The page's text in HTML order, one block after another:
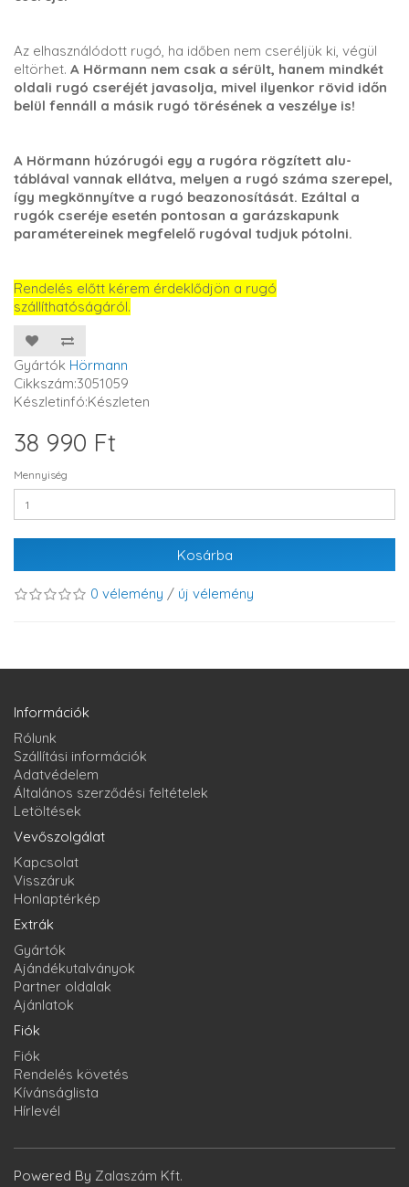
Az elhasználódott rugó, ha időben nem cseréljük ki, végül
eltörhet. A Hörmann nem csak a sérült, hanem mindkét
oldali rugó cseréjét javasolja, mivel ilyenkor rövid időn
belül fennáll a másik rugó törésének a veszélye is!
A Hörmann húzórugói egy a rugóra rögzített alu-
táblával vannak ellátva, melyen a rugó száma szerepel,
így megkönnyítve a rugó beazonosítását. Ezáltal a
rugók cseréje esetén pontosan a garázskapunk
paramétereinek megfelelő rugóval tudjuk pótolni.
Rendelés előtt kérem érdeklődjön a rugó
szállíthatóságáról.
Gyártók Hörmann
Cikkszám:3051059
Készletinfó:Készleten
38 990 Ft
Mennyiség
Kosárba
0 vélemény / új vélemény
Információk
Rólunk
Szállítási információk
Adatvédelem
Általános szerződési feltételek
Letöltések
Vevőszolgálat
Kapcsolat
Visszáruk
Honlaptérkép
Extrák
Gyártók
Ajándékutalványok
Partner oldalak
Ajánlatok
Fiók
Fiók
Rendelés követés
Kívánságlista
Hírlevél
Powered By Zalaszám Kft.